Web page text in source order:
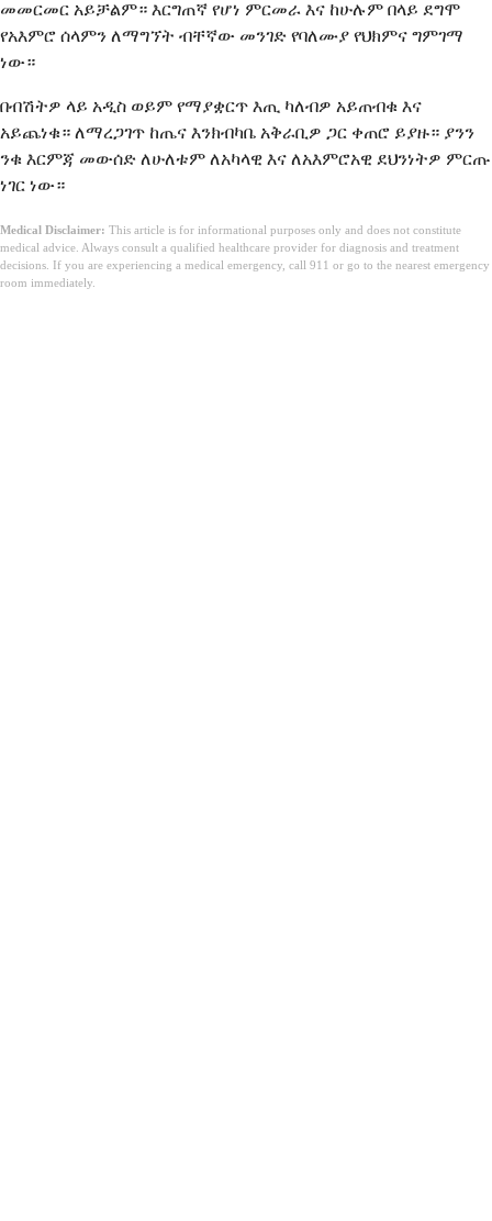
መመርመር አይቻልም። እርግጠኛ የሆነ ምርመራ እና ከሁሉም በላይ ደግሞ
የአእምሮ ሰላምን ለማግኘት ብቸኛው መንገድ የባለሙያ የህክምና ግምገማ
ነው።
በብሽትዎ ላይ አዲስ ወይም የማያቋርጥ እጢ ካለብዎ አይጠብቁ እና
አይጨነቁ። ለማረጋገጥ ከጤና እንክብካቤ አቅራቢዎ ጋር ቀጠሮ ይያዙ። ያንን
ንቁ እርምጃ መውሰድ ለሁለቱም ለአካላዊ እና ለአእምሮአዊ ደህንነትዎ ምርጡ
ነገር ነው።
Medical Disclaimer: This article is for informational purposes only and does not constitute
medical advice. Always consult a qualified healthcare provider for diagnosis and treatment
decisions. If you are experiencing a medical emergency, call 911 or go to the nearest emergency
room immediately.